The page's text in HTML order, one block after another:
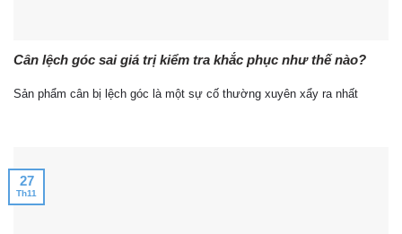
Cân lệch góc sai giá trị kiểm tra khắc phục như thế nào?
Sản phẩm cân bị lệch góc là một sự cố thường xuyên xẩy ra nhất
27
Th11